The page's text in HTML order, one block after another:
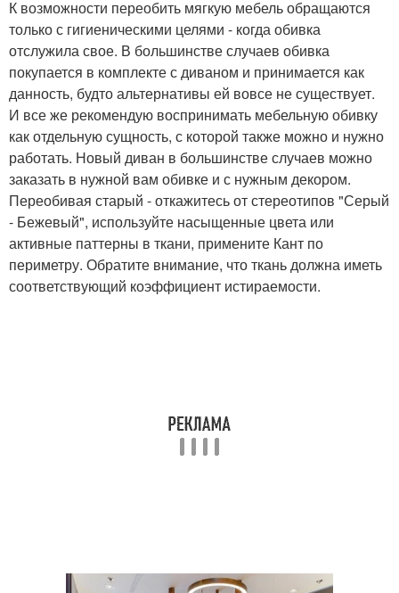
К возможности переобить мягкую мебель обращаются
только с гигиеническими целями - когда обивка
отслужила свое. В большинстве случаев обивка
покупается в комплекте с диваном и принимается как
данность, будто альтернативы ей вовсе не существует.
И все же рекомендую воспринимать мебельную обивку
как отдельную сущность, с которой также можно и нужно
работать. Новый диван в большинстве случаев можно
заказать в нужной вам обивке и с нужным декором.
Переобивая старый - откажитесь от стереотипов "Серый
- Бежевый", используйте насыщенные цвета или
активные паттерны в ткани, примените Кант по
периметру. Обратите внимание, что ткань должна иметь
соответствующий коэффициент истираемости.